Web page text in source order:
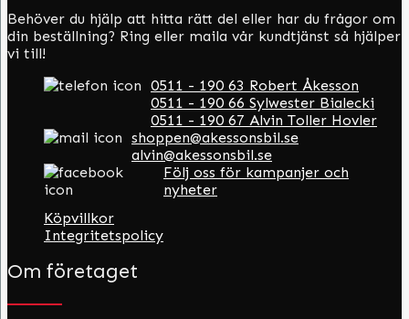
Behöver du hjälp att hitta rätt del eller har du frågor om
din beställning? Ring eller maila vår kundtjänst så hjälper
vi till!
0511 - 190 63 Robert Åkesson
0511 - 190 66 Sylwester Bialecki
0511 - 190 67 Alvin Toller Hovler
shoppen@akessonsbil.se
alvin@akessonsbil.se
Följ oss för kampanjer och
nyheter
Köpvillkor
Integritetspolicy
Om företaget